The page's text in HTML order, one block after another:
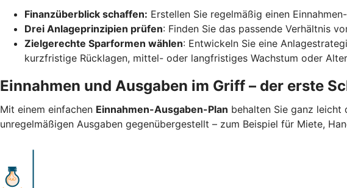
Finanzüberblick schaffen: Erstellen Sie regelmäßig einen
Drei Anlageprinzipien prüfen: Finden Sie das passende Verhältnis
Zielgerechte Sparformen wählen: Entwickeln Sie eine
kurzfristige Rücklagen, mittel- oder langfristiges Wachstum oder
Einnahmen und Ausgaben im Griff – der erste
Mit einem einfachen Einnahmen-Ausgaben-Plan behalten Sie ganz leicht
unregelmäßigen Ausgaben gegenübergestellt – zum Beispiel für Miete,